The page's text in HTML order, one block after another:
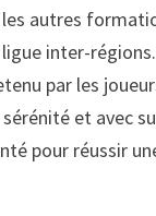
les autres
inter-
par les
et avec
pour réussir